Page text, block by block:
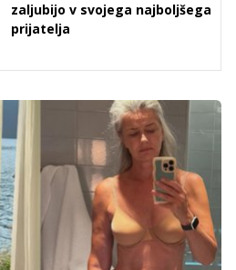
zaljubijo v svojega najboljšega
prijatelja